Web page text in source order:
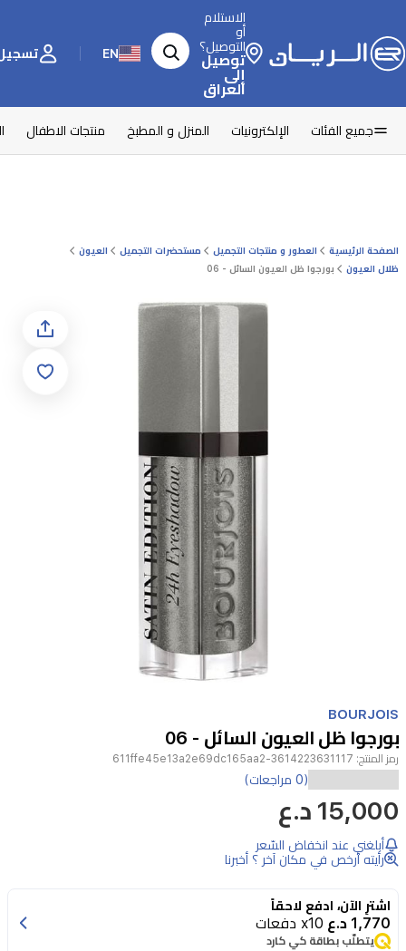
الاستلام
أو
التوصيل؟
توصيل
إلى
العراق
EN تسجيل
جميع الفئات الإلكترونيات المنزل و المطبخ منتجات الاطفال
الصفحة الرئيسية العطور و منتجات التجميل مستحضرات التجميل
العيون
ظلال العيون
بورجوا ظل العيون السائل - 06
1
1
BOURJOIS
بورجوا ظل العيون السائل - 06
رمز المنتج: 3614223631117-611ffe45e13a2e69dc165aa2
ظل
العيون
السائل
بورجوا
رقم
(0 مراجعات)
15,000 د.ع
أبلغني عند انخفاض السّعر
رأيته أرخص في مكان آخر ؟ أخبرنا
اشترِ الآن، ادفع لاحقاً
1,770 د.ع x10 دفعات
يتطلّب بطاقة كي كارد